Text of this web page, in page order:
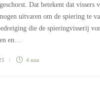
Dat betekent dat vissers
uitvaren om de spiering te
die de spieringvisserij
en…
4 min